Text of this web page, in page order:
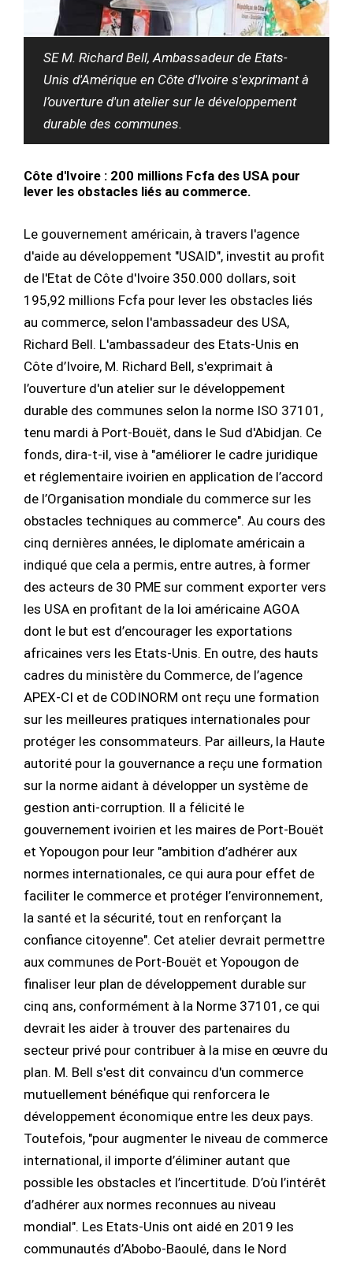
SE M. Richard Bell, Ambassadeur de Etats-
Unis d'Amérique en Côte d'Ivoire s'exprimant à
l’ouverture d'un atelier sur le développement
durable des communes.
Côte d'Ivoire : 200 millions Fcfa des USA pour
lever les obstacles liés au commerce.
Le gouvernement américain, à travers l'agence
d'aide au développement "USAID", investit au profit
de l'Etat de Côte d'Ivoire 350.000 dollars, soit
195,92 millions Fcfa pour lever les obstacles liés
au commerce, selon l'ambassadeur des USA,
Richard Bell. L'ambassadeur des Etats-Unis en
Côte d’Ivoire, M. Richard Bell, s'exprimait à
l’ouverture d'un atelier sur le développement
durable des communes selon la norme ISO 37101,
tenu mardi à Port-Bouët, dans le Sud d'Abidjan. Ce
fonds, dira-t-il, vise à "améliorer le cadre juridique
et réglementaire ivoirien en application de l’accord
de l’Organisation mondiale du commerce sur les
obstacles techniques au commerce". Au cours des
cinq dernières années, le diplomate américain a
indiqué que cela a permis, entre autres, à former
des acteurs de 30 PME sur comment exporter vers
les USA en profitant de la loi américaine AGOA
dont le but est d’encourager les exportations
africaines vers les Etats-Unis. En outre, des hauts
cadres du ministère du Commerce, de l’agence
APEX-CI et de CODINORM ont reçu une formation
sur les meilleures pratiques internationales pour
protéger les consommateurs. Par ailleurs, la Haute
autorité pour la gouvernance a reçu une formation
sur la norme aidant à développer un système de
gestion anti-corruption. Il a félicité le
gouvernement ivoirien et les maires de Port-Bouët
et Yopougon pour leur "ambition d’adhérer aux
normes internationales, ce qui aura pour effet de
faciliter le commerce et protéger l’environnement,
la santé et la sécurité, tout en renforçant la
confiance citoyenne". Cet atelier devrait permettre
aux communes de Port-Bouët et Yopougon de
finaliser leur plan de développement durable sur
cinq ans, conformément à la Norme 37101, ce qui
devrait les aider à trouver des partenaires du
secteur privé pour contribuer à la mise en œuvre du
plan. M. Bell s'est dit convaincu d'un commerce
mutuellement bénéfique qui renforcera le
développement économique entre les deux pays.
Toutefois, "pour augmenter le niveau de commerce
international, il importe d’éliminer autant que
possible les obstacles et l’incertitude. D’où l’intérêt
d’adhérer aux normes reconnues au niveau
mondial". Les Etats-Unis ont aidé en 2019 les
communautés d’Abobo-Baoulé, dans le Nord